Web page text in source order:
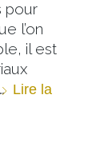
pour
l’on
il est
Lire la